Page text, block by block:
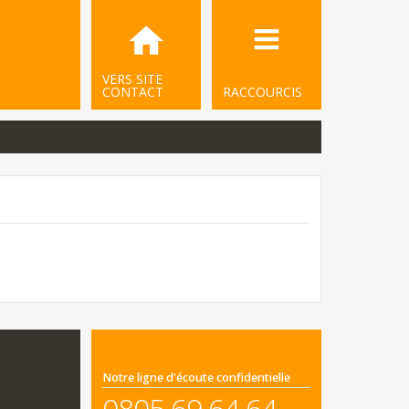
RACCOURCIS
VERS SITE
CONTACT
Notre ligne d'écoute confidentielle